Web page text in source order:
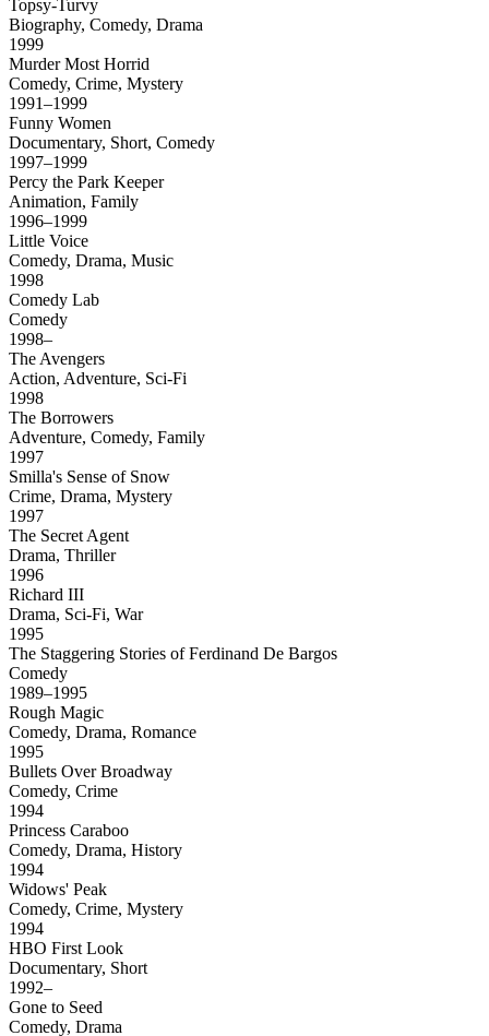
Topsy-Turvy
Biography, Comedy, Drama
1999
Murder Most Horrid
Comedy, Crime, Mystery
1991–1999
Funny Women
Documentary, Short, Comedy
1997–1999
Percy the Park Keeper
Animation, Family
1996–1999
Little Voice
Comedy, Drama, Music
1998
Comedy Lab
Comedy
1998–
The Avengers
Action, Adventure, Sci-Fi
1998
The Borrowers
Adventure, Comedy, Family
1997
Smilla's Sense of Snow
Crime, Drama, Mystery
1997
The Secret Agent
Drama, Thriller
1996
Richard III
Drama, Sci-Fi, War
1995
The Staggering Stories of Ferdinand De Bargos
Comedy
1989–1995
Rough Magic
Comedy, Drama, Romance
1995
Bullets Over Broadway
Comedy, Crime
1994
Princess Caraboo
Comedy, Drama, History
1994
Widows' Peak
Comedy, Crime, Mystery
1994
HBO First Look
Documentary, Short
1992–
Gone to Seed
Comedy, Drama